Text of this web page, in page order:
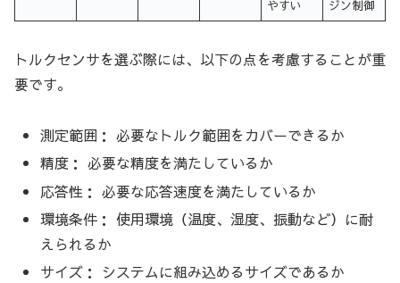
やすい
ジン制御
トルクセンサを選ぶ際には、以下の点を考慮することが重
要です。
測定範囲： 必要なトルク範囲をカバーできるか
精度： 必要な精度を満たしているか
応答性： 必要な応答速度を満たしているか
環境条件： 使用環境（温度、湿度、振動など）に耐
えられるか
サイズ： システムに組み込めるサイズであるか